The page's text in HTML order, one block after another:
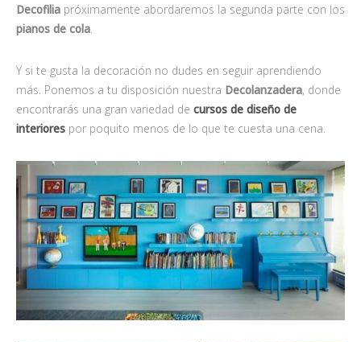
Decofilia próximamente abordaremos la segunda parte con los
pianos de cola.
Y si te gusta la decoración no dudes en seguir aprendiendo
más. Ponemos a tu disposición nuestra Decolanzadera, donde
encontrarás una gran variedad de cursos de diseño de
interiores por poquito menos de lo que te cuesta una cena.